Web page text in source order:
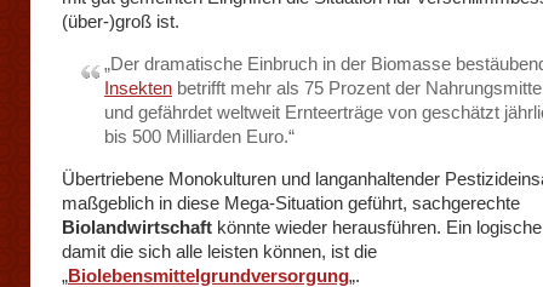
(über-)groß ist.
„Der dramatische Einbruch in der Biomasse
Insekten betrifft mehr als 75 Prozent der
und gefährdet weltweit Ernteerträge von geschätzt
bis 500 Milliarden Euro.“
Übertriebene Monokulturen und langanhaltender
maßgeblich in diese Mega-Situation geführt, sachgerechte
Biolandwirtschaft könnte wieder herausführen. Ein
damit die sich alle leisten können, ist die
„Biolebensmittelgrundversorgung„.